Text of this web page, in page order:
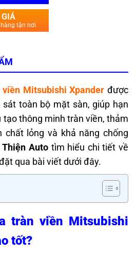
GIÁ
tận nơi
Mitsubishi Xpander được
toàn bộ mặt sàn, giúp hạn
tạo thông minh tràn viền, thảm
chất lỏng và khả năng chống
Thiện Auto tìm hiểu chi tiết về
qua bài viết dưới đây.
tràn viền Mitsubishi
tốt?